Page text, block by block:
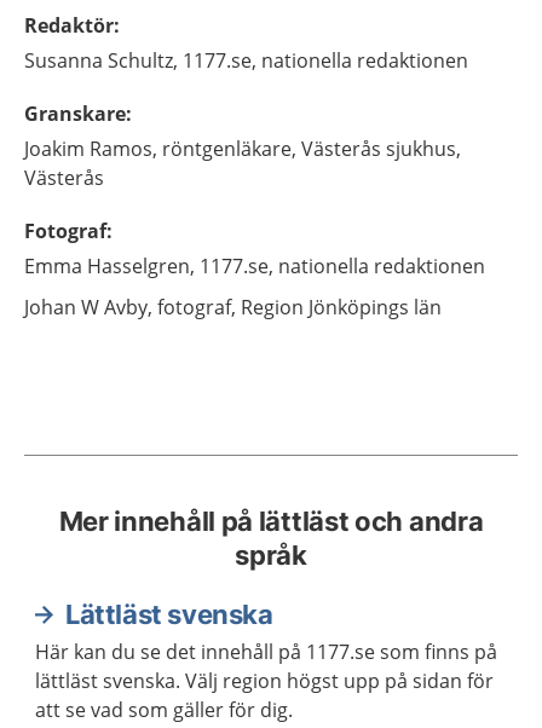
Redaktör:
Susanna Schultz, 1177.se, nationella redaktionen
Granskare:
Joakim Ramos, röntgenläkare, Västerås sjukhus,
Västerås
Fotograf:
Emma Hasselgren, 1177.se, nationella redaktionen
Johan W Avby, fotograf, Region Jönköpings län
Mer innehåll på lättläst och andra
språk
Lättläst svenska
Här kan du se det innehåll på 1177.se som finns på
lättläst svenska. Välj region högst upp på sidan för
att se vad som gäller för dig.